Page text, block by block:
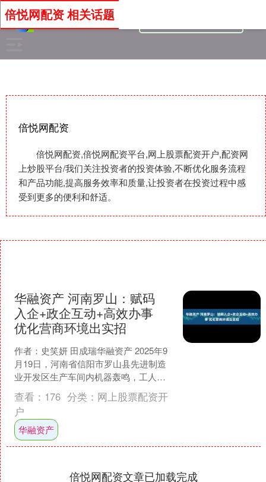
倍悦网配资
倍悦网配资,倍悦网配资平台,网上股票配资开户,配资网
上炒股平台/我们关注投资者的投资体验,不断优化服务流程
和产品功能,提高服务效率和质量,让投资者在投资过程中感
受到更多的便利和舒适。
倍悦网配资 相关话题
华融资产 河南罗山：赋码
入企+政企互动+高效办事
优化营商环境出实招
作者：史笑妍 田成瑞华融资产 2025年9
月19日，河南省信阳市罗山县先进制造
业开发区生产车间内机器轰鸣，工人娴
熟操作设备、默契配合，生产流程紧密
有序，一派热火....
查看： 176 分类： 网上股票配资开
户
华融资产
倍悦网配资文章已加载完成